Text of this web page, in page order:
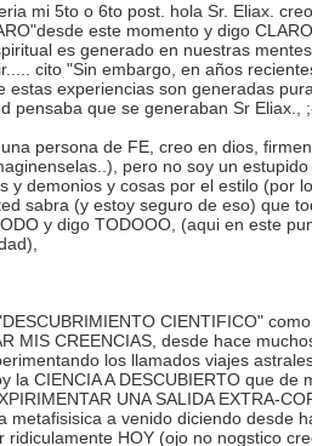
mi 5to o 6to post. hola Sr. Eliax.
este momento y digo
es generado en nuestras
cito "Sin embargo, en años
estas experiencias son generadas
pensaba que se generaban Sr Eliax.,
persona de FE, creo en dios,
pero no soy un
y demonios y cosas por el estilo (por
sabra (y estoy seguro de eso) que
y digo TODOOO, (aqui en este
CIENTIFICO"
MIS CREENCIAS, desde hace
los llamados viajes
la CIENCIA A DESCUBIERTO que de
UNA SALIDA EXTRA-
metafisisica a venido diciendo desde
ridiculamente HOY (ojo no nogstico